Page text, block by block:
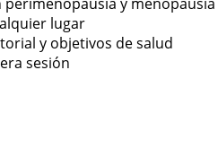
lugar
y objetivos de salud
sesión